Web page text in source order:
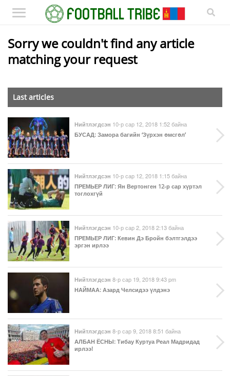
Sorry we couldn't find any article
matching your request
Last articles
Нийтлэгдсэн 10-р сар 12, 2018 1:52 байна
БУСАД: Замора багийн ‘Зүрхэн өмсгөл’
Нийтлэгдсэн 10-р сар 12, 2018 1:15 байна
ПРЕМЬЕР ЛИГ: Ян Вертонген 12-р сар хүртэл
тоглохгүй
Нийтлэгдсэн 10-р сар 2, 2018 2:13 байна
ПРЕМЬЕР ЛИГ: Кевин Дэ Бройн бэлтгэлдээ
эргэн ирлээ
Нийтлэгдсэн 8-р сар 19, 2018 9:43 pm
НАЙМАА: Азард Челсидээ үлдэнэ
Нийтлэгдсэн 8-р сар 9, 2018 8:51 байна
АЛБАН ЁСНЫ: Тибау Куртуа Реал Мадридад
ирлээ!